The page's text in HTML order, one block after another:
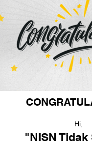
Hi,
"NISN